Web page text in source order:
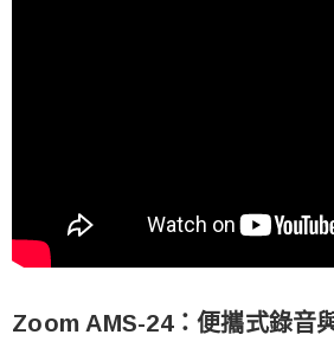
Zoom AMS-24：便攜式錄音